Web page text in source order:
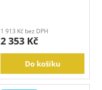
1 913 Kč bez DPH
2 353 Kč
Do košíku